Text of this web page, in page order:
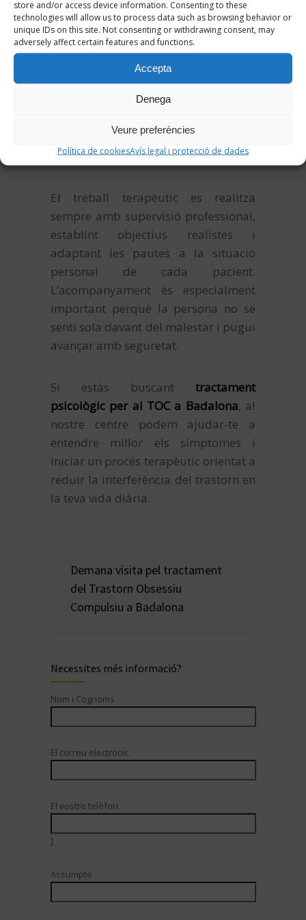
store and/or access device information. Consenting to these
technologies will allow us to process data such as browsing behavior or
unique IDs on this site. Not consenting or withdrawing consent, may
adversely affect certain features and functions.
Accepta
Denega
Veure preferències
Política de cookiesAvís legal i protecció de dades
comprovar que pot tolerar
progressivament sensacions que
abans semblaven incontrolables. A
més, durant el tractament també es
poden treballar estratègies de
regulació emocional, comprensió
flexibilització cognitiva i pautes per
aplicar entre sessions.
El treball terapèutic es realitza
sempre amb supervisió professional,
establint objectius realistes i
adaptant les pautes a la situació
personal de cada pacient.
L’acompanyament és especialment
important perquè la persona no se
senti sola davant del malestar i pugui
avançar amb seguretat.
Si estàs buscant tractament
psicològic per al TOC a Badalona, al
nostre centre podem ajudar-te a
entendre millor els símptomes i
iniciar un procés terapèutic orientat a
reduir la interferència del trastorn en
la teva vida diària.
Demana visita pel tractament
del Trastorn Obsessiu
Compulsiu a Badalona
Necessites més informació?
Nom i Cognoms
El correu electrònic
El vostre telèfon
]
Assumpte